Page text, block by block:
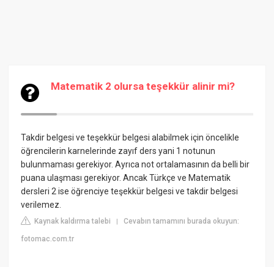
Matematik 2 olursa teşekkür alinir mi?
Takdir belgesi ve teşekkür belgesi alabilmek için öncelikle
öğrencilerin karnelerinde zayıf ders yani 1 notunun
bulunmaması gerekiyor. Ayrıca not ortalamasının da belli bir
puana ulaşması gerekiyor. Ancak Türkçe ve Matematik
dersleri 2 ise öğrenciye teşekkür belgesi ve takdir belgesi
verilemez.
Kaynak kaldırma talebi |Cevabın tamamını burada okuyun:
fotomac.com.tr